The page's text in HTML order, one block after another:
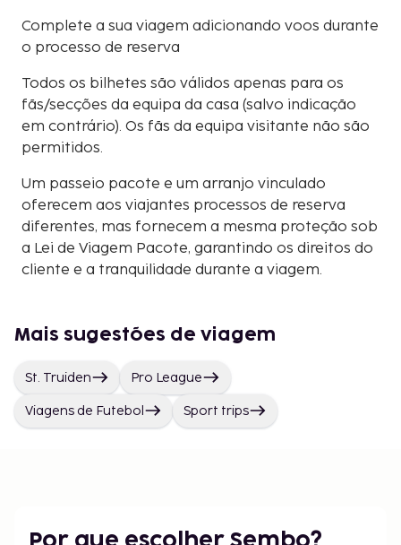
Complete a sua viagem adicionando voos durante
o processo de reserva
Todos os bilhetes são válidos apenas para os
fãs/secções da equipa da casa (salvo indicação
em contrário). Os fãs da equipa visitante não são
permitidos.
Um passeio pacote e um arranjo vinculado
oferecem aos viajantes processos de reserva
diferentes, mas fornecem a mesma proteção sob
a Lei de Viagem Pacote, garantindo os direitos do
cliente e a tranquilidade durante a viagem.
Mais sugestões de viagem
St. Truiden Pro League
Viagens de Futebol Sport trips